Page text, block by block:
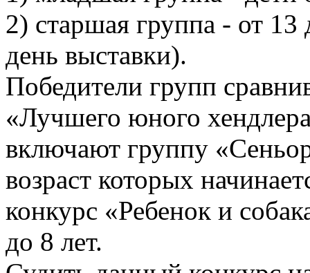
2) старшая группа - от
день выставки).
Победители групп
«Лучшего юного
включают группу
возраст которых
конкурс «Ребенок и
до 8 лет.